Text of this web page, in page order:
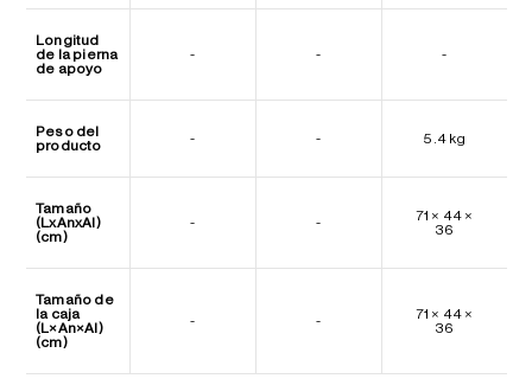
Longitud
de la pierna
de apoyo
- - -
Peso del
producto
- - 5.4 kg
Tamaño
(LxAnxAl)
(cm)
- -
71 × 44 ×
36
Tamaño de
la caja
(L×An×Al)
(cm)
- -
71 × 44 ×
36